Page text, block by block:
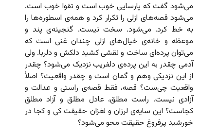
می‌شود گفت که پارسایی خوب است و تقوا خوب است.
می‌شود قصه‌های ازلی را تکرار کرد و همه‌ی اسطوره‌ها را
به خط کرد. می‌شود. سخت نیست. گنجینه‌ی پند و
موعظه و خانه‌ی خیال‌های ازلی چندان غنی است که
می‌توان پرده‌ای ساخت و نقشی کشید دلکش و دلربا. ولی
آدمی چقدر به این پرده‌ی دلفریب نزدیک می‌شود؟ چقدر
از این نزدیکی وهم و گمان است و چقدر واقعیت؟ اصلاً
واقعیت چی‌ست؟ قصه‌، فقط قصه‌ی راستی و عدالت و
آزادی نیست. راست مطلق، عادل مطلق و آزاد مطلق
کجاست؟ این سایه‌ی لرزان و لغزان حقیقت کی و کجا در
خورشید پرفروغ حقیقت محو می‌شود؟